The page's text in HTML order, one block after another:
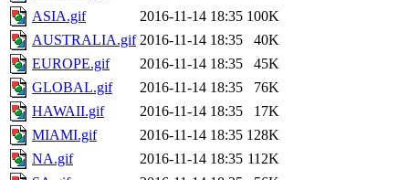
ASIA.gif
2016-11-14 18:35 100K
AUSTRALIA.gif 2016-11-14 18:35
40K
EUROPE.gif
2016-11-14 18:35
45K
GLOBAL.gif
2016-11-14 18:35
76K
HAWAII.gif
2016-11-14 18:35
17K
MIAMI.gif
2016-11-14 18:35 128K
NA.gif
2016-11-14 18:35 112K